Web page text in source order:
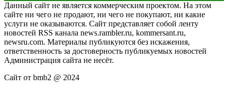
Данный сайт не является коммерческим проектом. На этом
сайте ни чего не продают, ни чего не покупают, ни какие
услуги не оказываются. Сайт представляет собой ленту
новостей RSS канала news.rambler.ru, kommersant.ru,
newsru.com. Материалы публикуются без искажения,
ответственность за достоверность публикуемых новостей
Администрация сайта не несёт.
Сайт от bmb2 @ 2024